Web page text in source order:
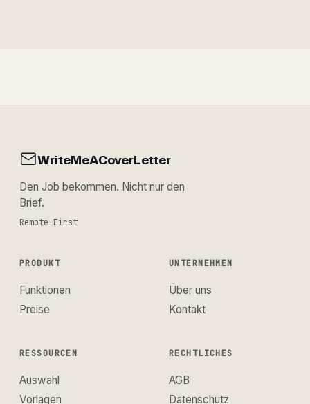
WriteMeACoverLetter
Den Job bekommen. Nicht nur den
Brief.
Remote-First
PRODUKT
Funktionen
Preise
UNTERNEHMEN
Über uns
Kontakt
RESSOURCEN
Auswahl
Vorlagen
RECHTLICHES
AGB
Datenschutz